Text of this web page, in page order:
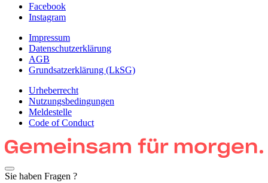
Facebook
Instagram
Impressum
Datenschutzerklärung
AGB
Grundsatzerklärung (LkSG)
Urheberrecht
Nutzungsbedingungen
Meldestelle
Code of Conduct
Sie haben Fragen ?